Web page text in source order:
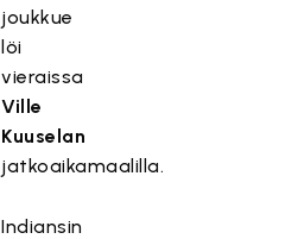
joukkue
löi
vieraissa
Ville
Kuuselan
jatkoaikamaalilla.
Indiansin